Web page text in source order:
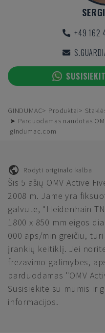
+49 162
GINDUMAC Produktai
➤ Parduodamas naudotas
gindumac.com
Rodyti originalo kalba
Šis 5 ašių OMV Active
2008 m. Jame yra
galvute, "Heidenhain
1800 x 850 mm eigos
000 aps/min greičiu,
įrankių keitiklį. Jei
frezavimo galimybes,
parduodamas "OMV
Susisiekite su mumis ir
informacijos.